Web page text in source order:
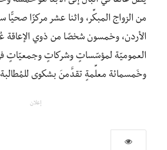
من الزواج المبكِّر، واثنا عشر مركزًا صحيًّا
الأردن، وخمسون شخصًا من ذوي الإعاقة
العموميّة لمؤسّساتٍ وشركاتٍ وجمعيّاتٍ
وخَمسمائة معلِّمةٍ تقدَّمنَ بشكوى
إعلان